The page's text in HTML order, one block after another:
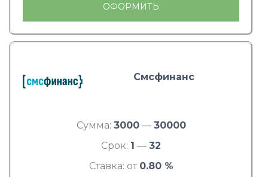
ОФОРМИТЬ
Смсфинанс
Сумма: 3000— 30000
Срок: 1 — 32
Ставка: от 0.80 %